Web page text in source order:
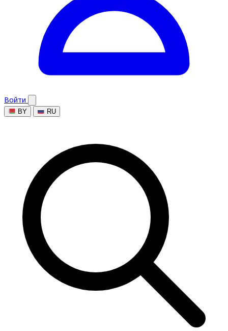
Войти
BY RU